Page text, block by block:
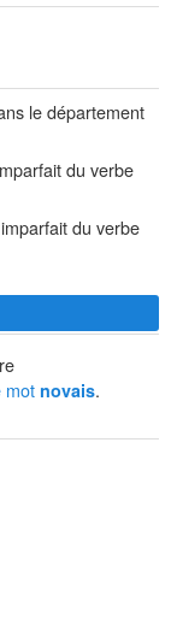
le département
du verbe
du verbe
mot novais.